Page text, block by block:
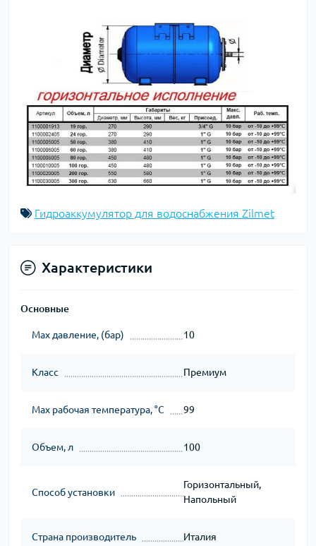
Гидроаккумулятор для водоснабжения Zilmet
Характеристики
Основные
Max давление, (бар) 10
Класс Премиум
Мах рабочая температура, °C 99
Объем, л 100
Способ установки
Горизонтальный,
Напольный
Страна производитель Италия